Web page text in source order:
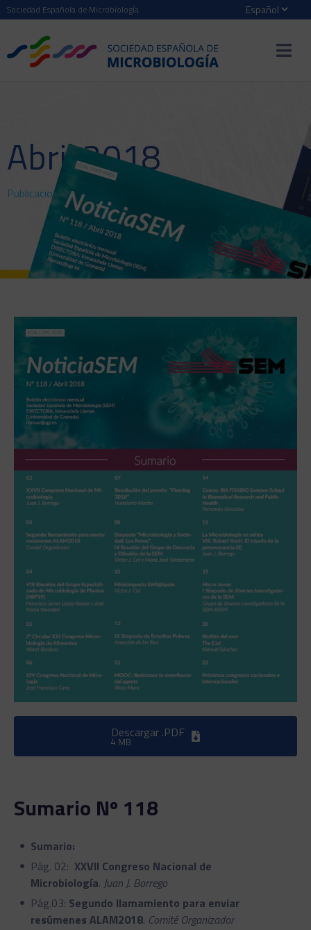
Sociedad Española de Microbiología
Abril 2018
Publicaciones> NoticiaSEM
Descargar .PDF
4 MB
Sumario Nº 118
Sumario:
Pág. 02: XXVII Congreso Nacional de
Microbiología. Juan J. Borrego
Pág.03: Segundo llamamiento para enviar
resúmenes ALAM2018. Comité Organizador